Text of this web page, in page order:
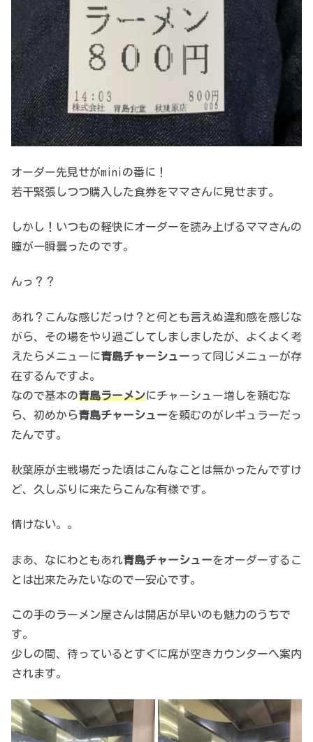
オーダー先見せがminiの番に！
若干緊張しつつ購入した食券をママさんに見せます。
しかし！いつもの軽快にオーダーを読み上げるママさんの
瞳が一瞬曇ったのです。
んっ？？
あれ？こんな感じだっけ？と何とも言えぬ違和感を感じな
がら、その場をやり過ごしてしましましたが、よくよく考
えたらメニューに青島チャーシューって同じメニューが存
在するんですよ。
なので基本の青島ラーメンにチャーシュー増しを頼むな
ら、初めから青島チャーシューを頼むのがレギュラーだっ
たんです。
秋葉原が主戦場だった頃はこんなことは無かったんですけ
ど、久しぶりに来たらこんな有様です。
情けない。。
まあ、なにわともあれ青島チャーシューをオーダーするこ
とは出来たみたいなので一安心です。
この手のラーメン屋さんは開店が早いのも魅力のうちで
す。
少しの間、待っているとすぐに席が空きカウンターへ案内
されます。